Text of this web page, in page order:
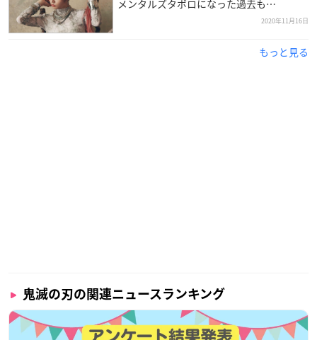
メンタルズタボロになった過去も…
2020年11月16日
もっと見る
鬼滅の刃の関連ニュースランキング